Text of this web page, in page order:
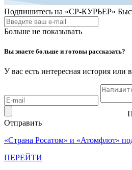
Подпишитесь на «СР-КУРЬЕР»
Больше не показывать
Вы знаете больше и готовы рассказать?
У вас есть интересная история
Отправить
«Страна Росатом» и «Атомфлот»
ПЕРЕЙТИ